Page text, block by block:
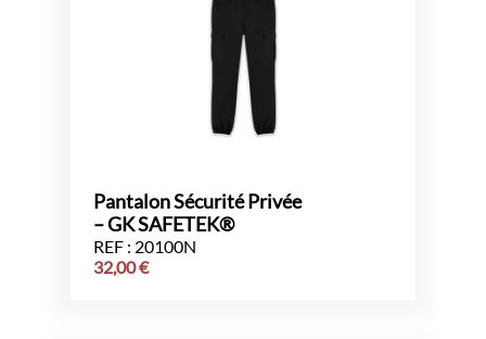
Pantalon Sécurité Privée
– GK SAFETEK®️
REF : 20100N
32,00€